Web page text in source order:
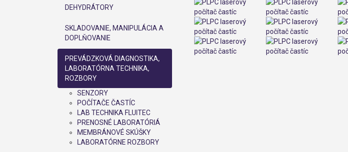
DEHYDRÁTORY
SKLADOVANIE, MANIPULÁCIA A
DOPLŇOVANIE
PREVÁDZKOVÁ DIAGNOSTIKA,
LABORATÓRNA TECHNIKA,
ROZBORY
SENZORY
POČÍTAČE ČASTÍC
LAB TECHNIKA FLUITEC
PRENOSNÉ LABORATÓRIÁ
MEMBRÁNOVÉ SKÚŠKY
LABORATÓRNE ROZBORY